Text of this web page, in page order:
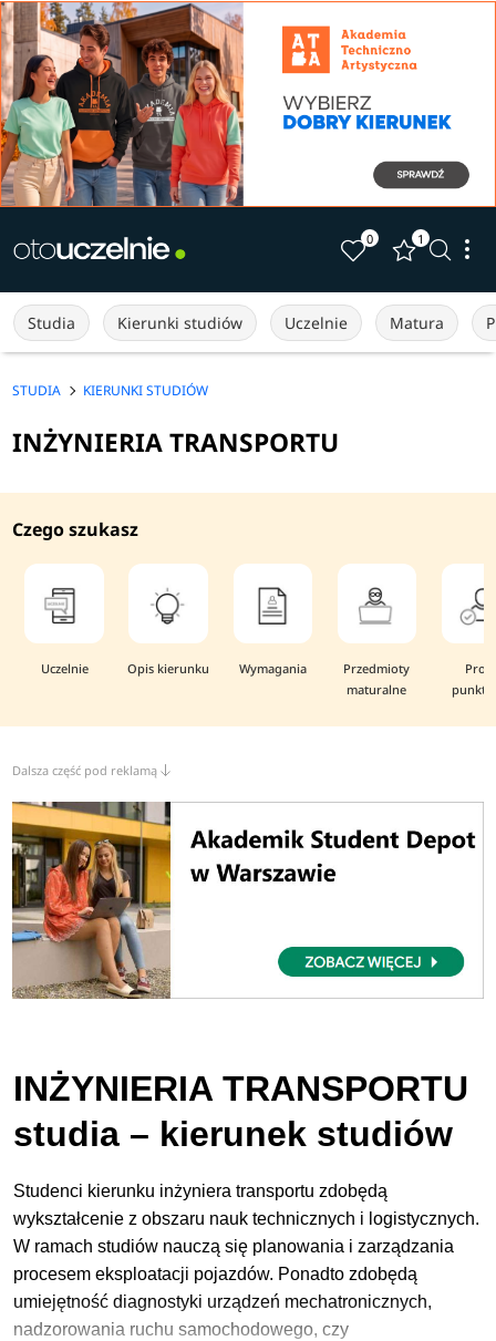
0 1
Studia Kierunki studiów Uczelnie Matura
STUDIA KIERUNKI STUDIÓW
INŻYNIERIA TRANSPORTU
Czego szukasz
Uczelnie Opis kierunku Wymagania
Przedmioty
maturalne
Dalsza część pod reklamą
INŻYNIERIA TRANSPORTU
studia – kierunek studiów
Studenci kierunku inżyniera transportu zdobędą
wykształcenie z obszaru nauk technicznych i logistycznych.
W ramach studiów nauczą się planowania i zarządzania
procesem eksploatacji pojazdów. Ponadto zdobędą
umiejętność diagnostyki urządzeń mechatronicznych,
nadzorowania ruchu samochodowego, czy